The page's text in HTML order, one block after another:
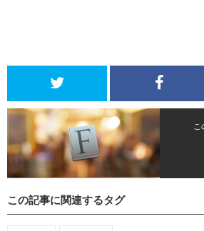
こ
この記事に関連するタグ